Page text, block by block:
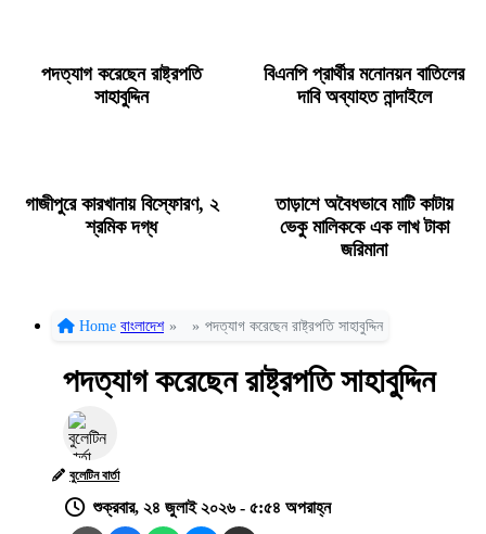
পদত্যাগ করেছেন রাষ্ট্রপতি
সাহাবুদ্দিন
বিএনপি প্রার্থীর মনোনয়ন বাতিলের
দাবি অব্যাহত নান্দাইলে
গাজীপুরে কারখানায় বিস্ফোরণ, ২
শ্রমিক দগ্ধ
তাড়াশে অবৈধভাবে মাটি কাটায়
ভেকু মালিককে এক লাখ টাকা
জরিমানা
Home বাংলাদেশ » » পদত্যাগ করেছেন রাষ্ট্রপতি সাহাবুদ্দিন
পদত্যাগ করেছেন রাষ্ট্রপতি সাহাবুদ্দিন
বুলেটিন বার্তা
শুক্রবার, ২৪ জুলাই ২০২৬ - ৫:৫৪ অপরাহ্ন